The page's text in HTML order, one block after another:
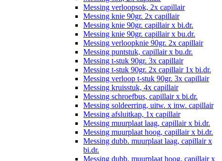
Messing verloopsok, 2x capillair
Messing knie 90gr. 2x capillair
Messing knie 90gr. capillair x bi.dr.
Messing knie 90gr. capillair x bu.dr.
Messing verloopknie 90gr. 2x capillair
Messing puntstuk, capillair x bu.dr.
Messing t-stuk 90gr. 3x capillair
Messing t-stuk 90gr. 2x capillair 1x bi.dr.
Messing verloop t-stuk 90gr. 3x capillair
Messing kruisstuk, 4x capillair
Messing schroefbus, capillair x bi.dr.
Messing soldeerring, uitw. x inw. capillair
Messing afsluitkap, 1x capillair
Messing muurplaat laag, capillair x bi.dr.
Messing muurplaat hoog, capillair x bi.dr.
Messing dubb. muurplaat laag, capillair x
bi.dr.
Messing dubb. muurplaat hoog, capillair x